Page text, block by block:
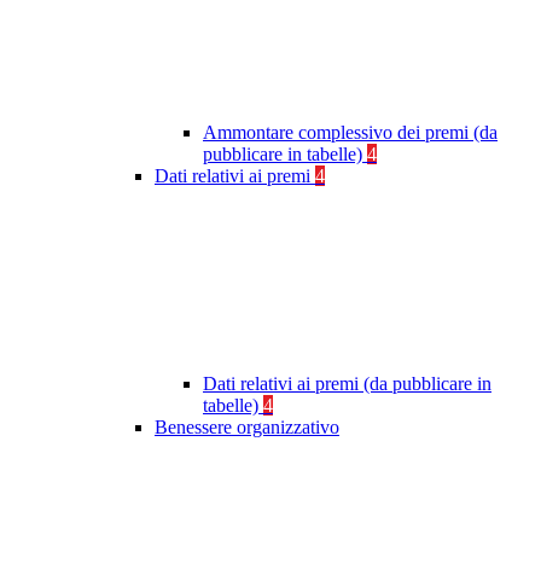
Ammontare complessivo dei premi (da
pubblicare in tabelle) 4
Dati relativi ai premi 4
Dati relativi ai premi (da pubblicare in
tabelle) 4
Benessere organizzativo